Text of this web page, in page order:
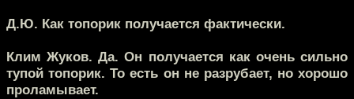
Д.Ю. Как топорик получается фактически.
Клим Жуков.Да. Он получается как очень сильно
тупой топорик. То есть он не разрубает, но хорошо
проламывает.